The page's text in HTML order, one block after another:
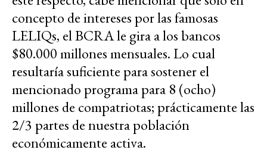
concepto de intereses por las famosas
LELIQs, el BCRA le gira a los bancos
$80.000 millones mensuales. Lo cual
resultaría suficiente para sostener el
mencionado programa para 8 (ocho)
millones de compatriotas; prácticamente las
2/3 partes de nuestra población
económicamente activa.